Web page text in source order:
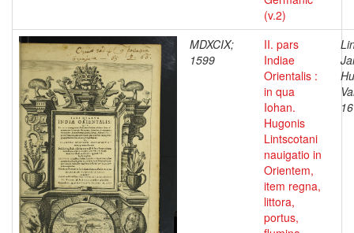
(v.2)
MDXCIX;
1599
II. pars
Indiae
Orientalis :
in qua
Iohan.
Hugonis
Lintscotani
nauigatio in
Orientem,
item regna,
littora,
portus,